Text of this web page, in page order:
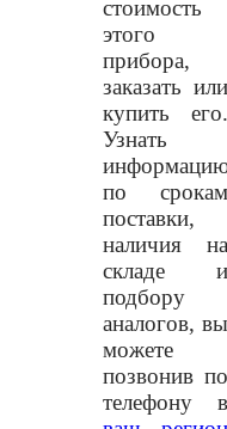
стоимость
этого
прибора,
заказать или
купить его.
Узнать
по срокам
поставки,
наличия на
складе и
подбору
аналогов, вы
можете
позвонив по
телефону в